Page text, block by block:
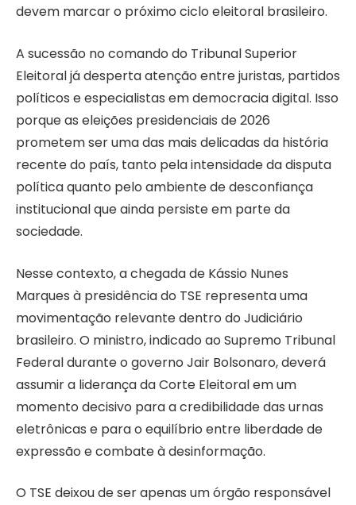
devem marcar o próximo ciclo eleitoral brasileiro.
A sucessão no comando do Tribunal Superior
Eleitoral já desperta atenção entre juristas, partidos
políticos e especialistas em democracia digital. Isso
porque as eleições presidenciais de 2026
prometem ser uma das mais delicadas da história
recente do país, tanto pela intensidade da disputa
política quanto pelo ambiente de desconfiança
institucional que ainda persiste em parte da
sociedade.
Nesse contexto, a chegada de Kássio Nunes
Marques à presidência do TSE representa uma
movimentação relevante dentro do Judiciário
brasileiro. O ministro, indicado ao Supremo Tribunal
Federal durante o governo Jair Bolsonaro, deverá
assumir a liderança da Corte Eleitoral em um
momento decisivo para a credibilidade das urnas
eletrônicas e para o equilíbrio entre liberdade de
expressão e combate à desinformação.
O TSE deixou de ser apenas um órgão responsável